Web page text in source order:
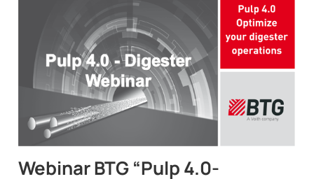
Webinar BTG “Pulp 4.0-